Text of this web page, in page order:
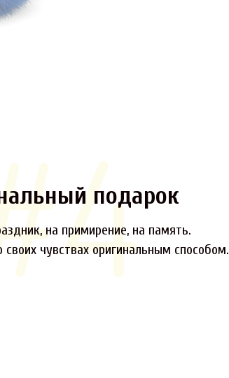
подарок
на примирение, на память.
чувствах оригинальным способом.